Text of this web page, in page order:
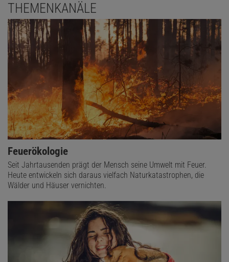
THEMENKANÄLE
Feuerökologie
Seit Jahrtausenden prägt der Mensch seine Umwelt mit Feuer.
Heute entwickeln sich daraus vielfach Naturkatastrophen, die
Wälder und Häuser vernichten.